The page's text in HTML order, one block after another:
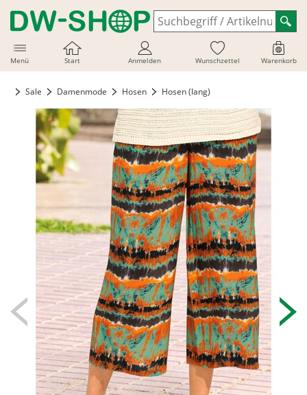
Menü Start Anmelden Wunschzettel Warenkorb
Sale Damenmode Hosen Hosen (lang)